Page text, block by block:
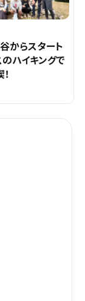
からスタート
ハイキングで